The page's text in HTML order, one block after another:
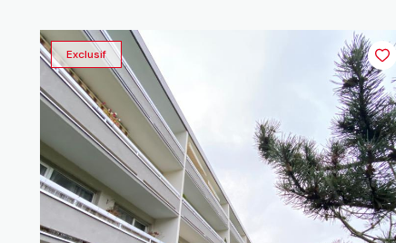
Exclusif